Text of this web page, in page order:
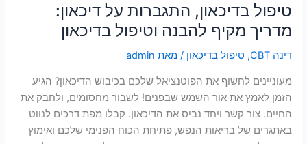
טיפול בדיכאון, התגברות על דיכאון:
מדריך מקיף להבנה וטיפול בדיכאון
דינה CBT , טיפול בדיכאון / מאת admin
מעוניינים לחשוף את הפוטנציאל שלכם בכיבוש הדיכאון? הגיע
הזמן לאמץ את אור השמש שבפנים! לשבור מחסומים, ולחבק את
החיים. צור קשר ויחד נביס את הדיכאון. קבלו מפת דרכים לנווט
באתגרים של בריאות הנפש, פתיחת הכוח הפנימי שלכם ואימוץ